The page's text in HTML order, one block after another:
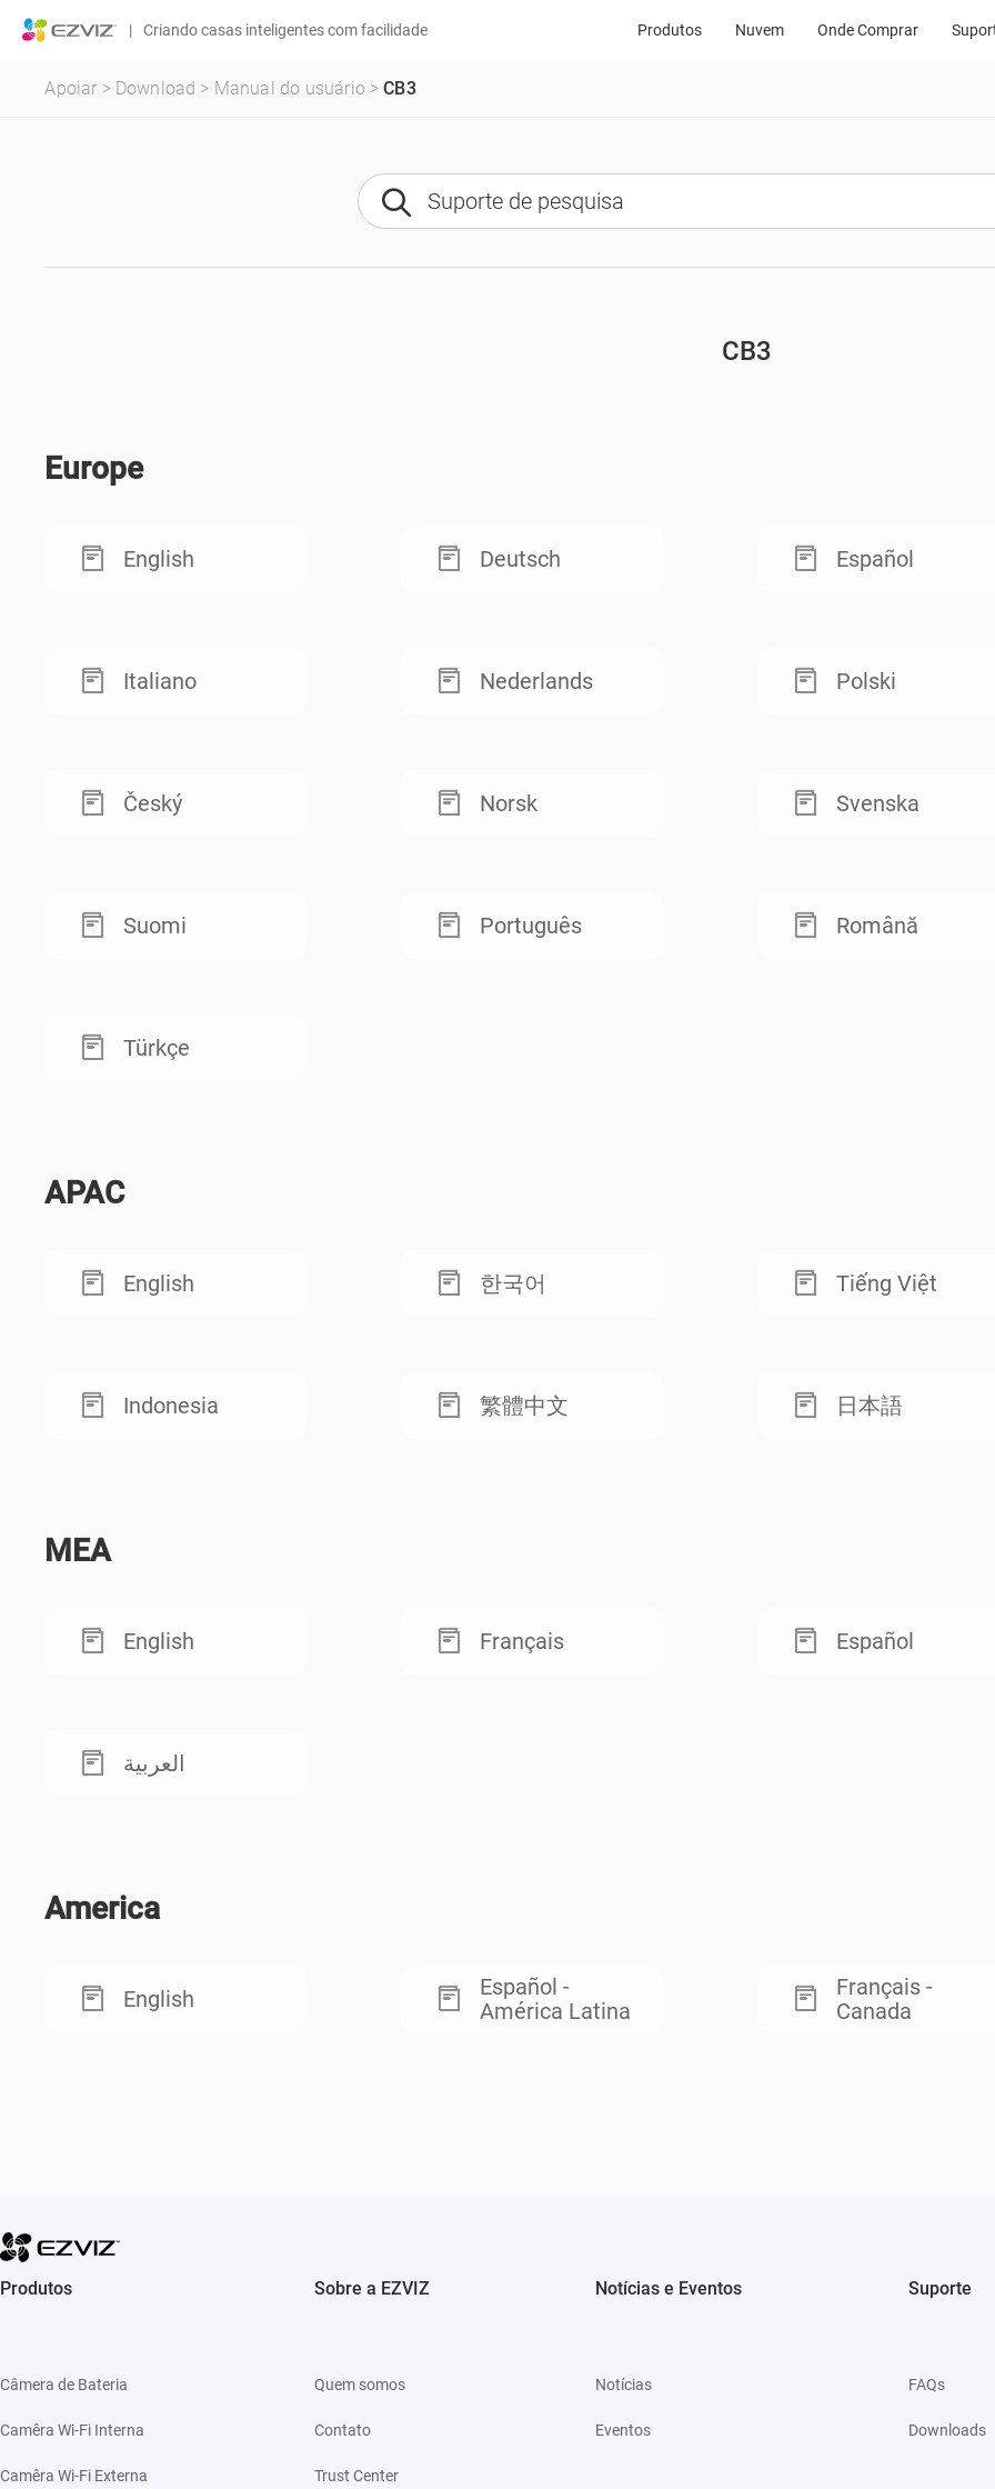
| Criando casas inteligentes com facilidade Produtos Nuvem Onde Comprar
Apoiar > Download > Manual do usuário > CB3
CB3
Europe
English Deutsch Español
Italiano Nederlands Polski
Český Norsk Svenska
Suomi Português Română
Türkçe
APAC
English 한국어 Tiếng Việt
Indonesia 繁體中文 日本語
MEA
English Français Español
العربية
America
English
Español -
América Latina
Français -
Canada
Produtos
Câmera de Bateria
Camêra Wi-Fi Interna
Camêra Wi-Fi Externa
Sobre a EZVIZ
Quem somos
Contato
Trust Center
Notícias e Eventos
Notícias
Eventos
Suporte
FAQs
Downloads